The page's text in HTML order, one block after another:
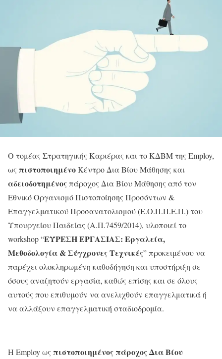
Ο τομέας Στρατηγικής Καριέρας και το ΚΔΒΜ της Employ,
ως πιστοποιημένοΚέντρο Δια Βίου Μάθησης και
αδειοδοτημένοςπάροχος Δια Βίου Μάθησης από τον
Εθνικό Οργανισμό Πιστοποίησης Προσόντων &
Επαγγελματικού Προσανατολισμού (Ε.Ο.Π.Π.Ε.Π.) του
Υπουργείου Παιδείας (Α.Π.7459/2014), υλοποιεί το
workshop “ΕΥΡΕΣΗ ΕΡΓΑΣΙΑΣ: Εργαλεία,
Μεθοδολογία & Σύγχρονες Τεχνικές” προκειμένου να
παρέχει ολοκληρωμένη καθοδήγηση και υποστήριξη σε
όσους αναζητούν εργασία, καθώς επίσης και σε όλους
αυτούς που επιθυμούν να ανελιχθούν επαγγελματικά ή
να αλλάξουν επαγγελματική σταδιοδρομία.
H Employ ως πιστοποιημένος πάροχος Δια Βίου